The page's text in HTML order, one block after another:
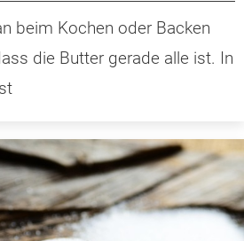
beim Kochen oder Backen
die Butter gerade alle ist. In